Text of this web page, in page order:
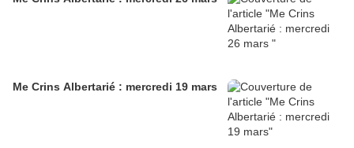
Me Crins Albertarié : mercredi 19 mars